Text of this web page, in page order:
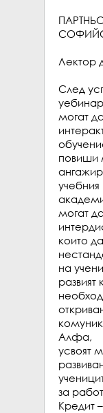
Лектор
След
могат
повиши
могат
които
на
развият
Алфа,
усвоят
за
Кредит